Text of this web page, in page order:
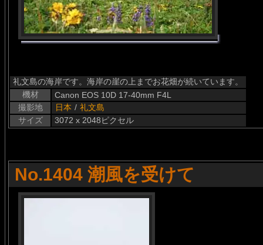
礼文島の海岸です。海岸の崖の上までお花畑が続いています。
機材
Canon EOS 10D 17-40mm F4L
撮影地
日本 / 礼文島
サイズ
3072 x 2048ピクセル
No.1404 潮風を受けて